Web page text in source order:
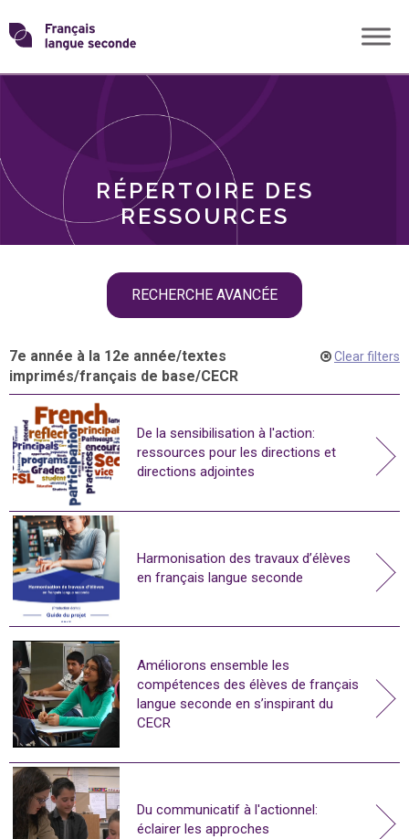
Skip
toTransformons
langue
RÉPERTOIRE DES
RESSOURCES
RECHERCHE AVANCÉE
THÈMES
7e année à la 12e année/textes
imprimés/français de base/CECR
Clear filters
De la sensibilisation à l'action:
ressources pour les directions et
directions adjointes
Harmonisation des travaux d’élèves
en français langue seconde
Améliorons ensemble les
compétences des élèves de français
langue seconde en s’inspirant du
CECR
Du communicatif à l'actionnel:
éclairer les approches